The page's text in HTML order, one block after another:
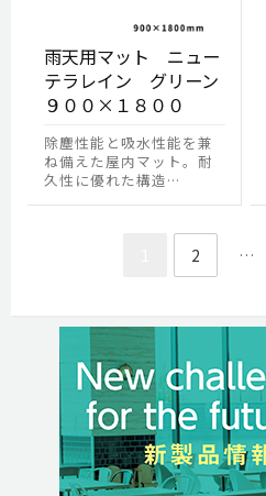
雨天用マット ニュー
テラレイン グリーン
９００×１８００
除塵性能と吸水性能を兼
ね備えた屋内マット。耐
久性に優れた構造…
2 …